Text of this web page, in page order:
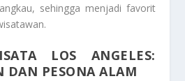
sehingga menjadi favorit
LOS ANGELES:
DAN PESONA ALAM